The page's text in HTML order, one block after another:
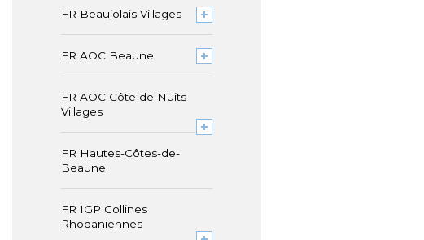
FR Beaujolais Villages
FR AOC Beaune
FR AOC Côte de Nuits
Villages
FR Hautes-Côtes-de-
Beaune
FR IGP Collines
Rhodaniennes